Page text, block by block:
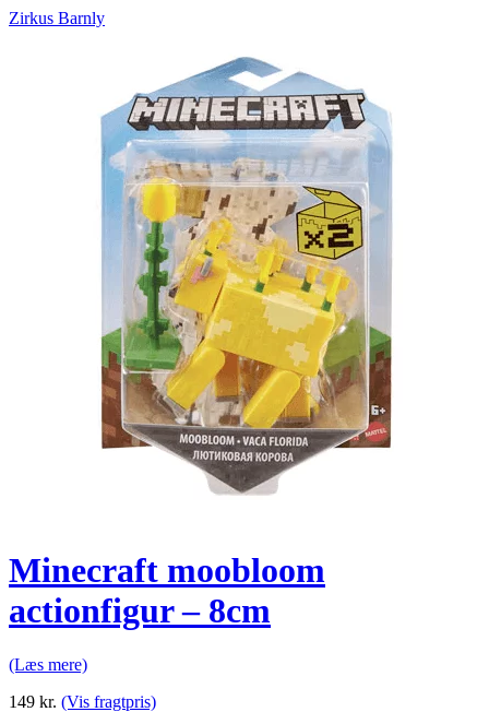
Zirkus Barnly
Minecraft moobloom
actionfigur – 8cm
(Læs mere)
149 kr. (Vis fragtpris)